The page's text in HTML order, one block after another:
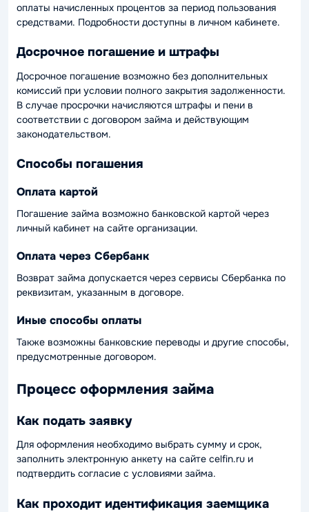
оплаты начисленных процентов за период пользования
средствами. Подробности доступны в личном кабинете.
Досрочное погашение и штрафы
Досрочное погашение возможно без дополнительных
комиссий при условии полного закрытия задолженности.
В случае просрочки начисляются штрафы и пени в
соответствии с договором займа и действующим
законодательством.
Способы погашения
Оплата картой
Погашение займа возможно банковской картой через
личный кабинет на сайте организации.
Оплата через Сбербанк
Возврат займа допускается через сервисы Сбербанка по
реквизитам, указанным в договоре.
Иные способы оплаты
Также возможны банковские переводы и другие способы,
предусмотренные договором.
Процесс оформления займа
Как подать заявку
Для оформления необходимо выбрать сумму и срок,
заполнить электронную анкету на сайте celfin.ru и
подтвердить согласие с условиями займа.
Как проходит идентификация заемщика